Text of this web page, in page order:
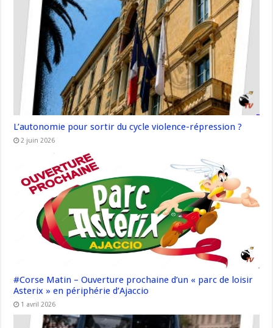
L’autonomie pour sortir du cycle violence-répression ?
2 juin 2026
#Corse Matin – Ouverture prochaine d’un « parc de loisir
Asterix » en périphérie d’Ajaccio
1 avril 2026